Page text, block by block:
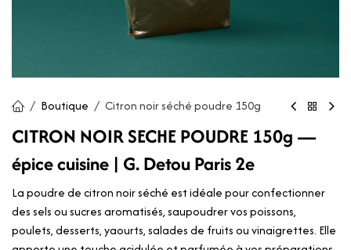
Boutique Citron noir séché poudre 150g
CITRON NOIR SECHE POUDRE 150g —
épice cuisine | G. Detou Paris 2e
La poudre de citron noir séché est idéale pour confectionner
des sels ou sucres aromatisés, saupoudrer vos poissons,
poulets, desserts, yaourts, salades de fruits ou vinaigrettes. Elle